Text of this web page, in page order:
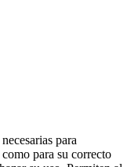
para
para su correcto